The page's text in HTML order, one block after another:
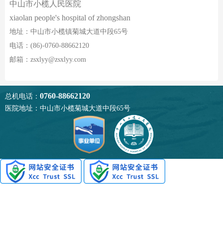
中山市小榄人民医院
xiaolan people's hospital of zhongshan
地址：中山市小榄镇菊城大道中段65号
电话：(86)-0760-88662120
邮箱：zsxlyy@zsxlyy.com
总机电话： 0760-88662120
医院地址：中山市小榄菊城大道中段65号